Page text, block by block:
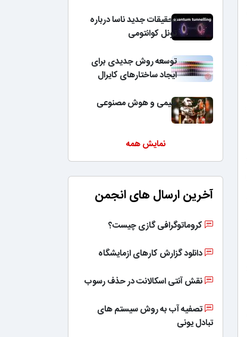
تحقیقات جدید ناسا درباره
تونل کوانتومی
توسعه روش جدیدی برای
ایجاد ساختارهای کایرال
شیمی و هوش مصنوعی
نمایش همه
آخرین ارسال های انجمن
کروماتوگرافی گازی چیست؟
دانلود گزارش کارهای ازمایشگاه
نقش آنتی اسکالانت در حذف رسوب
تصفیه آب به روش سیستم های
تبادل یونی